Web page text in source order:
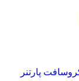
پارتنر